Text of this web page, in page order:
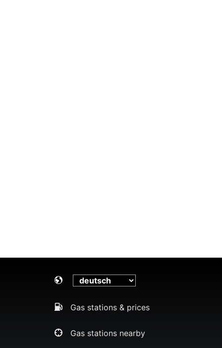
Gas stations & prices
Gas stations nearby